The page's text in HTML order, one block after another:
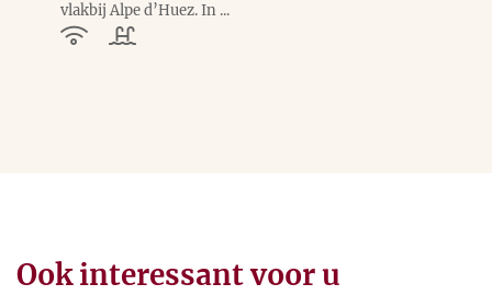
vlakbij Alpe d’Huez. In ...
Ook interessant voor u